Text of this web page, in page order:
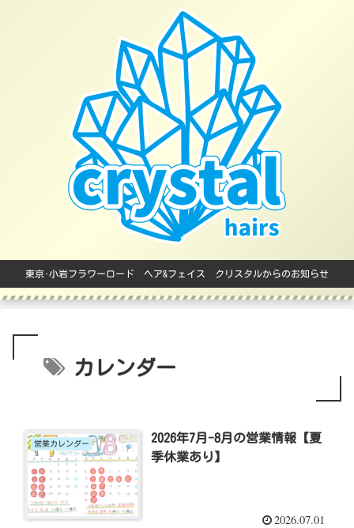
東京･小岩フラワーロード ヘア&フェイス クリスタルからのお知らせ
カレンダー
営業カレンダー
2026年7月-8月の営業情報【夏
季休業あり】
2026.07.01